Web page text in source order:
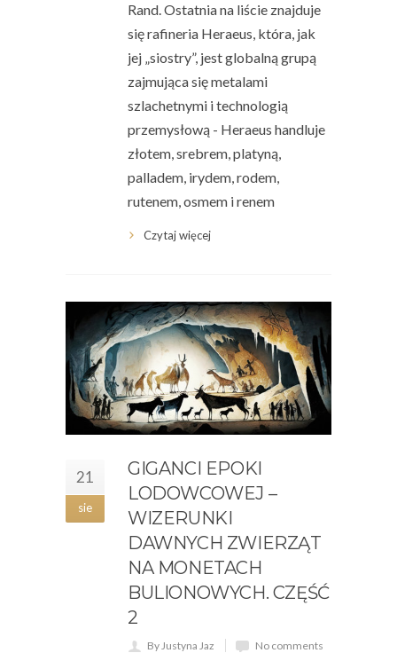
Rand. Ostatnia na liście znajduje
się rafineria Heraeus, która, jak
jej „siostry”, jest globalną grupą
zajmująca się metalami
szlachetnymi i technologią
przemysłową - Heraeus handluje
złotem, srebrem, platyną,
palladem, irydem, rodem,
rutenem, osmem i renem
Czytaj więcej
21
sie
GIGANCI EPOKI
LODOWCOWEJ –
WIZERUNKI
DAWNYCH ZWIERZĄT
NA MONETACH
BULIONOWYCH. CZĘŚĆ
2
By Justyna Jaz
No comments